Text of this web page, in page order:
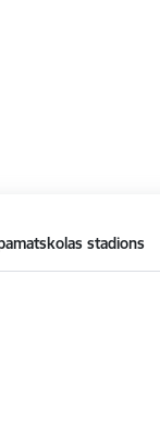
stadions